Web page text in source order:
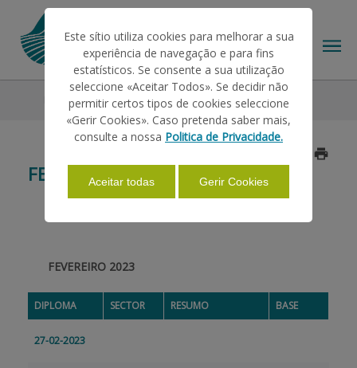
AJUDAS/APOIOS
INFORMAÇÕES
PAGAMENTOS
Legislação 2023 Fevereiro
FEVEREIRO
FEVEREIRO 2023
DIPLOMA SECTOR RESUMO BASE
27-02-2023
Este sítio utiliza cookies para melhorar a sua
experiência de navegação e para fins
estatísticos. Se consente a sua utilização
seleccione «Aceitar Todos». Se decidir não
permitir certos tipos de cookies seleccione
«Gerir Cookies». Caso pretenda saber mais,
consulte a nossa Politica de Privacidade.
Aceitar todas Gerir Cookies